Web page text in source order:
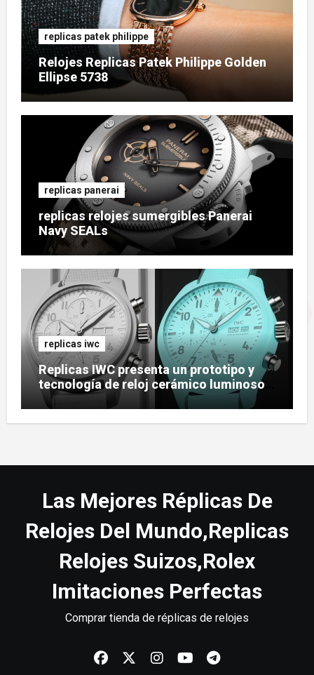
replicas patek philippe
Relojes Replicas Patek Philippe Golden
Ellipse 5738
replicas panerai
replicas relojes sumergibles Panerai
Navy SEALs
replicas iwc
Replicas IWC presenta un prototipo y
tecnología de reloj cerámico luminoso
Ceralume
Las Mejores Réplicas De
Relojes Del Mundo,Replicas
Relojes Suizos,Rolex
Imitaciones Perfectas
Comprar tienda de réplicas de relojes